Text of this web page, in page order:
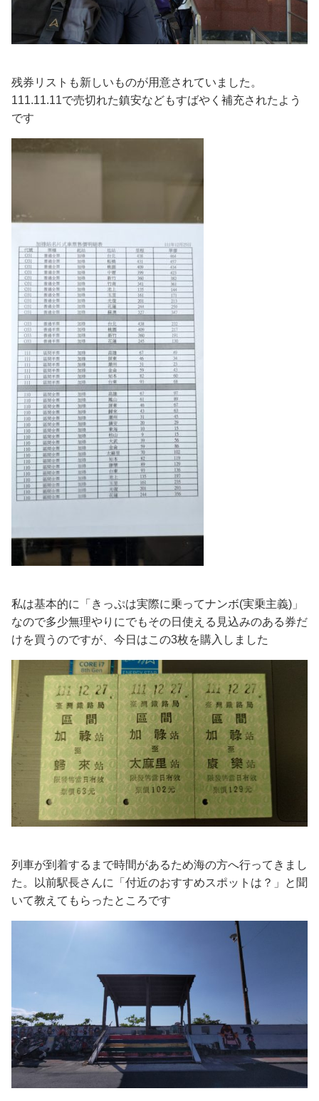
残券リストも新しいものが用意されていました。
111.11.11で売切れた鎮安などもすばやく補充されたよう
です
私は基本的に「きっぷは実際に乗ってナンボ(実乗主義)」
なので多少無理やりにでもその日使える見込みのある券だ
けを買うのですが、今日はこの3枚を購入しました
列車が到着するまで時間があるため海の方へ行ってきまし
た。以前駅長さんに「付近のおすすめスポットは？」と聞
いて教えてもらったところです